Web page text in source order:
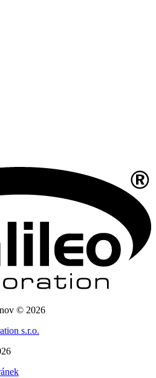
© 2026
s.r.o.